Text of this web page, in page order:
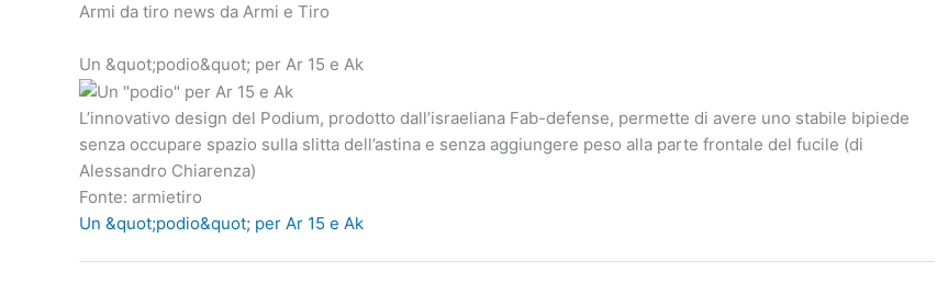
Armi da tiro news da Armi e Tiro
Un &quot;podio&quot; per Ar 15 e Ak
L’innovativo design del Podium, prodotto dall’israeliana Fab-defense, permette di avere uno stabile bipiede
senza occupare spazio sulla slitta dell’astina e senza aggiungere peso alla parte frontale del fucile (di
Alessandro Chiarenza)
Fonte: armietiro
Un &quot;podio&quot; per Ar 15 e Ak